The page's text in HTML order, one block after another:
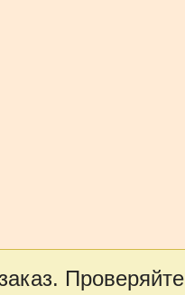
Проверяйте